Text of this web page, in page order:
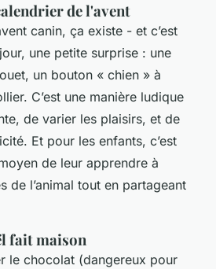
de l'avent
canin, ça existe - et c’est
une petite surprise : une
un bouton « chien » à
C’est une manière ludique
de varier les plaisirs, et de
Et pour les enfants, c’est
de leur apprendre à
de l’animal tout en partageant
fait maison
le chocolat (dangereux pour